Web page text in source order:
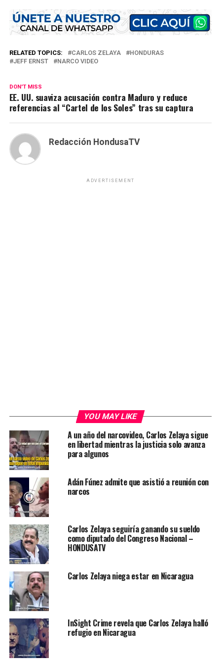
RELATED TOPICS: CARLOS ZELAYA
HONDURAS
JEFF ERNST
NARCO VIDEO
DON'T MISS
EE. UU. suaviza acusación contra Maduro y reduce
referencias al “Cartel de los Soles” tras su captura
Redacción HondusaTV
ADVERTISEMENT
YOU MAY LIKE
A un año del narcovideo, Carlos Zelaya sigue
en libertad mientras la justicia solo avanza
para algunos
Adán Fúnez admite que asistió a reunión con
narcos
Carlos Zelaya seguiría ganando su sueldo
como diputado del Congreso Nacional –
HONDUSATV
Carlos Zelaya niega estar en Nicaragua
InSight Crime revela que Carlos Zelaya halló
refugio en Nicaragua